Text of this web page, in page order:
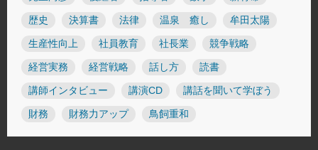
歴史 決算書 法律 温泉 癒し 牟田太陽
生産性向上 社員教育 社長業 競争戦略
経営実務 経営戦略 話し方 読書
講師インタビュー 講演CD 講話を聞いて学ぼう
財務 財務力アップ 鳥飼重和